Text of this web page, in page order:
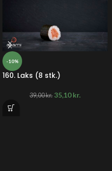
-10%
160. Laks (8 stk.)
39,00kr. 35,10kr.